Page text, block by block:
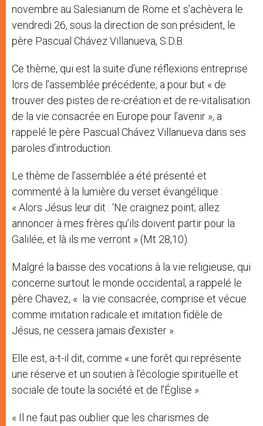
novembre au Salesianum de Rome et s’achèvera le
vendredi 26, sous la direction de son président, le
père Pascual Chávez Villanueva, S.D.B.
Ce thème, qui est la suite d’une réflexions entreprise
lors de l’assemblée précédente, a pour but « de
trouver des pistes de re-création et de re-vitalisation
de la vie consacrée en Europe pour l’avenir », a
rappelé le père Pascual Chávez Villanueva dans ses
paroles d’introduction.
Le thème de l’assemblée a été présenté et
commenté à la lumière du verset évangélique :
« Alors Jésus leur dit : ‘Ne craignez point; allez
annoncer à mes frères qu’ils doivent partir pour la
Galilée, et là ils me verront » (Mt 28,10).
Malgré la baisse des vocations à la vie religieuse, qui
concerne surtout le monde occidental, a rappelé le
père Chavez, « la vie consacrée, comprise et vécue
comme imitation radicale et imitation fidèle de
Jésus, ne cessera jamais d’exister ».
Elle est, a-t-il dit, comme « une forêt qui représente
une réserve et un soutien à l’écologie spirituelle et
sociale de toute la société et de l’Église ».
« Il ne faut pas oublier que les charismes de